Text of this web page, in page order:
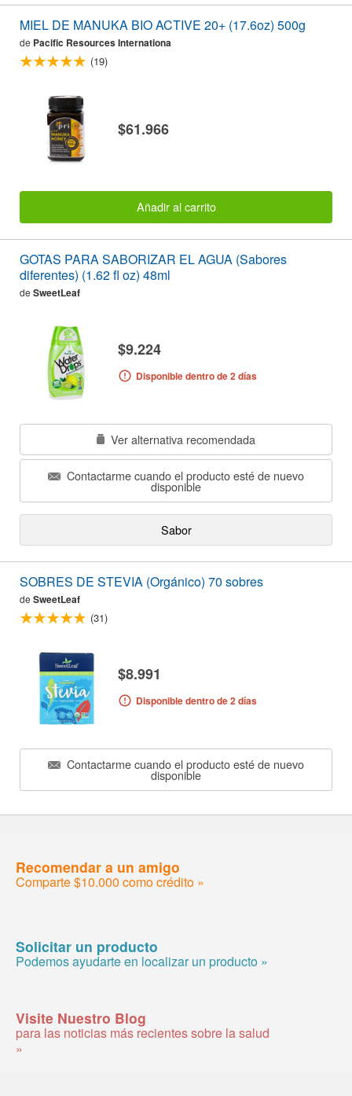
MIEL DE MANUKA BIO ACTIVE 20+ (17.6oz) 500g
de Pacific Resources Internationa
(19)
$61.966
Añadir al carrito
GOTAS PARA SABORIZAR EL AGUA (Sabores
diferentes) (1.62 fl oz) 48ml
de SweetLeaf
$9.224
Disponible dentro de 2 días
Ver alternativa recomendada
Contactarme cuando el producto esté de nuevo
disponible
Sabor
SOBRES DE STEVIA (Orgánico) 70 sobres
de SweetLeaf
(31)
$8.991
Disponible dentro de 2 días
Contactarme cuando el producto esté de nuevo
disponible
Recomendar a un amigo
Comparte $10.000 como crédito »
Solicitar un producto
Podemos ayudarte en localizar un producto »
Visite Nuestro Blog
para las noticias más recientes sobre la salud
»